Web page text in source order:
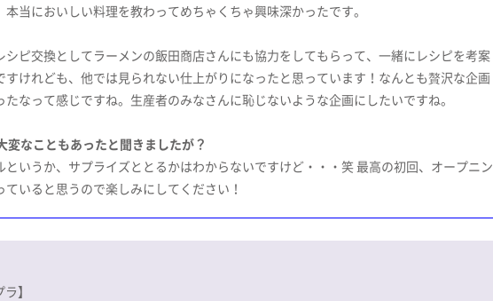
本当においしい料理を教わってめちゃくちゃ興味深かったです。
シピ交換としてラーメンの飯田商店さんにも協力をしてもらって、一緒にレシピを考案
すけれども、他では見られない仕上がりになったと思っています！なんとも贅沢な企画
たなって感じですね。生産者のみなさんに恥じないような企画にしたいですね。
変なこともあったと聞きましたが？
というか、サプライズととるかはわからないですけど・・・笑 最高の初回、オープニン
ていると思うので楽しみにしてください！
】